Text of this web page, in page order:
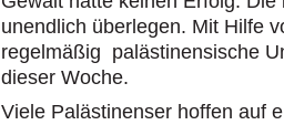
unendlich überlegen. Mit Hilfe
regelmäßig palästinensische
dieser Woche.
Viele Palästinenser hoffen auf